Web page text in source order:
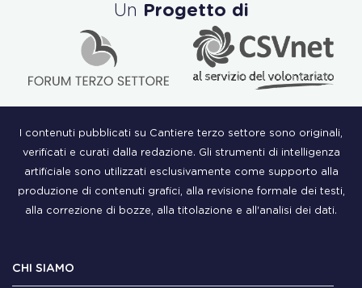
Un Progetto di
I contenuti pubblicati su Cantiere terzo settore sono originali,
verificati e curati dalla redazione. Gli strumenti di intelligenza
artificiale sono utilizzati esclusivamente come supporto alla
produzione di contenuti grafici, alla revisione formale dei testi,
alla correzione di bozze, alla titolazione e all'analisi dei dati.
CHI SIAMO